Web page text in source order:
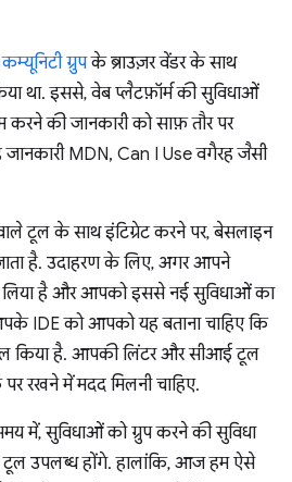
ग्रुपके ब्राउज़र वेंडर के साथ
था. इससे, वेब प्लैटफ़ॉर्म की सुविधाओं
करने की जानकारी को साफ़ तौर पर
MDN, Can I Use वगैरह जैसी
टूल के साथ इंटिग्रेट करने पर, बेसलाइन
है. उदाहरण के लिए, अगर आपने
है और आपको इससे नई सुविधाओं का
IDE को आपको यह बताना चाहिए कि
किया है. आपकी लिंटर और सीआई टूल
रखने में मदद मिलनी चाहिए.
में, सुविधाओं को ग्रुप करने की सुविधा
टूल उपलब्ध होंगे. हालांकि, आज हम ऐसे